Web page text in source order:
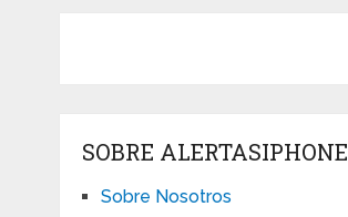
SOBRE ALERTASIPHONE
Sobre Nosotros